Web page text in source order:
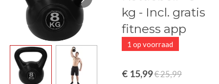
kg - Incl. gratis
fitness app
1 op voorraad
€ 15,99€ 25,99